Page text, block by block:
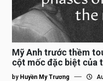
Mỹ Anh trước thềm
cột mốc đặc biệt của
tế”
by Huyền My Trương